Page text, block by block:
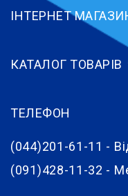
ІНТЕРНЕТ
КАТАЛОГ ТОВАРІВ
ТЕЛЕФОН
(044)201-61-11 -
(091)428-11-32 -